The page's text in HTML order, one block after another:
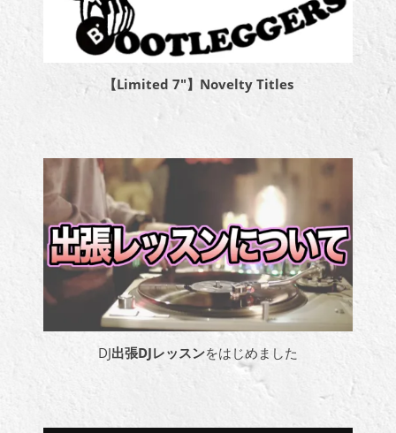
【Limited 7″】Novelty Titles
DJ出張DJレッスンをはじめました